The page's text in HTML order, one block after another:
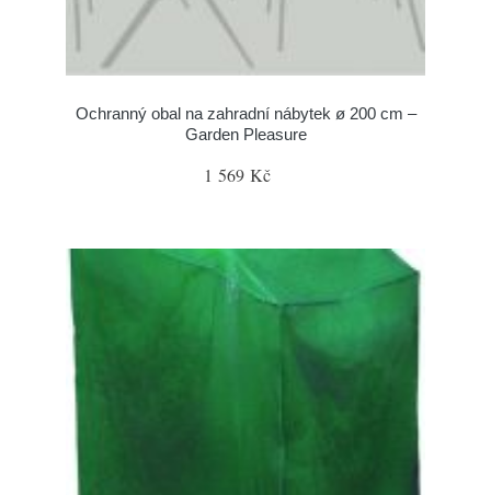
Ochranný obal na zahradní nábytek ø 200 cm –
Garden Pleasure
1 569 Kč